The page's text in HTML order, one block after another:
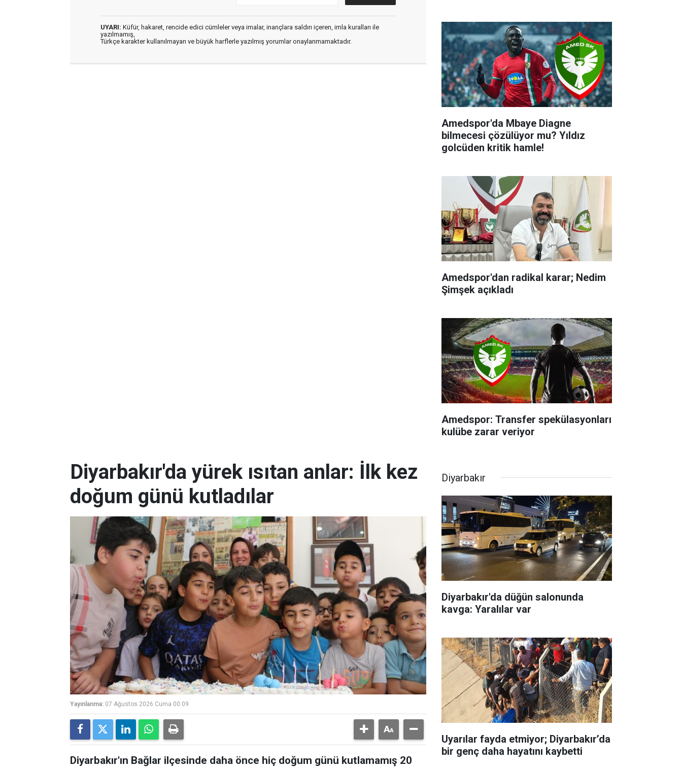
UYARI: Küfür, hakaret, rencide edici cümleler veya imalar, inançlara saldırı içeren, imla kuralları ile
yazılmamış,
Türkçe karakter kullanılmayan ve büyük harflerle yazılmış yorumlar onaylanmamaktadır.
Amedspor'da Mbaye Diagne
bilmecesi çözülüyor mu? Yıldız
golcüden kritik hamle!
Amedspor'dan radikal karar; Nedim
Şimşek açıkladı
Amedspor: Transfer spekülasyonları
kulübe zarar veriyor
Diyarbakır'da yürek ısıtan anlar: İlk kez
doğum günü kutladılar
Yayınlanma: 07 Ağustos 2026 Cuma 00:09
Diyarbakır'ın Bağlar ilçesinde daha önce hiç doğum günü kutlamamış 20
Diyarbakır
Diyarbakır'da düğün salonunda
kavga: Yaralılar var
Uyarılar fayda etmiyor; Diyarbakır’da
bir genç daha hayatını kaybetti